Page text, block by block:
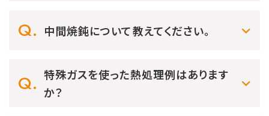
中間焼鈍について教えてください。
特殊ガスを使った熱処理例はあります
か？